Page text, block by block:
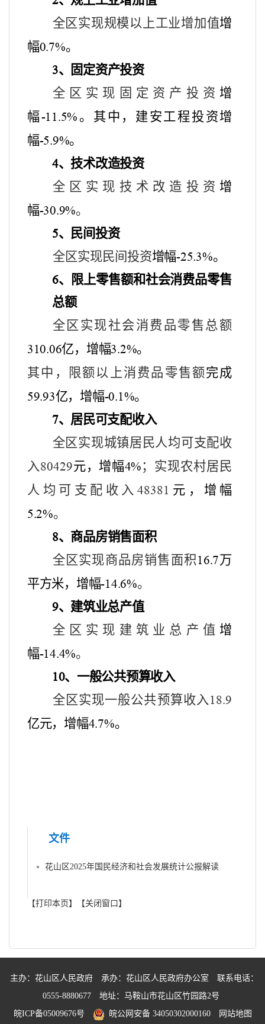
全区实现规模以上工业增加值增
幅0.7%。
3、
固定资产投资
全区实现固定资产投资 增
幅-11.5% 。其中，建安工程投资增
幅-5.9%。
4、技术改造投资
全区实现技术改造投资 增
幅-30.9%。
5、 民间投资
全区实现民间投资增幅-25.3%。
6、
限上零售额和社会消费品零售
总额
全区实现社会消费品零售总额
310.06亿，增幅3.2%。
其中，限额以上消费品零售额完成
59.93亿，增幅-0.1%。
7、居民可支配收入
全区实现城镇居民人均可支配收
入80429元，增幅4%；实现农村居民
人均可支配收入 48381 元，增幅
5.2%。
8、 商品房销售面积
全区实现商品房销售面积16.7万
平方米，增幅-14.6%。
9、建筑业总产值
全区实现建筑业总产值 增
幅-14.4%。
10、 一般公共预算收入
全区实现一般公共预算收入18.9
亿元，增幅4.7%。
文件
花山区2025年国民经济和社会发展统计公报解读
【打印本页】 【关闭窗口】
主办：花山区人民政府 承办：花山区人民政府办公室
联系电话：
0555-8880677
地址：马鞍山市花山区竹园路2号
皖ICP备05009676号
皖公网安备 34050302000160 网站地图